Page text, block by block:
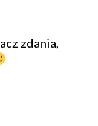
zdania,